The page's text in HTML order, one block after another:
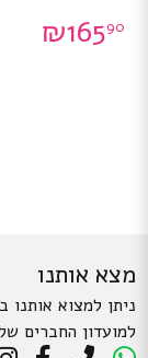
₪16590
מצא אותנו
ניתן למצוא אותנו
למועדון החברים